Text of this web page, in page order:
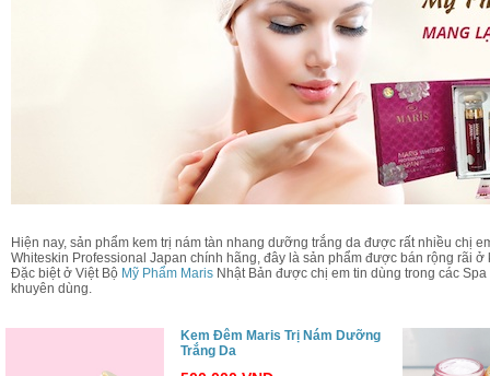
Hiện nay, sản phẩm kem trị nám tàn nhang dưỡng trắng da được rất nhiều chị
Whiteskin Professional Japan chính hãng, đây là sản phẩm được bán rộng rãi
Đặc biệt ở Việt Bộ Mỹ Phẩm Maris Nhật Bản được chị em tin dùng trong các
khuyên dùng.
Kem Đêm Maris Trị Nám Dưỡng
Trắng Da